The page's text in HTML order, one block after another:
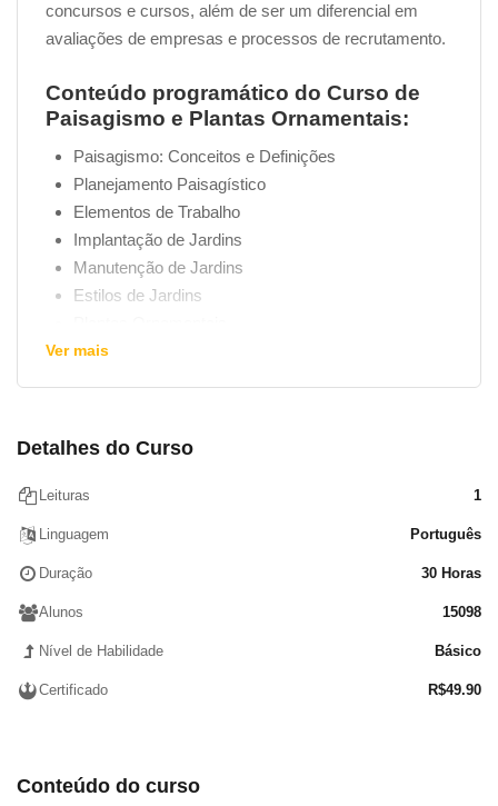
concursos e cursos, além de ser um diferencial em
avaliações de empresas e processos de recrutamento.
Conteúdo programático do Curso de
Paisagismo e Plantas Ornamentais:
Paisagismo: Conceitos e Definições
Planejamento Paisagístico
Elementos de Trabalho
Implantação de Jardins
Manutenção de Jardins
Estilos de Jardins
Plantas Ornamentais Trepadeiras
Ver mais
Detalhes do Curso
Leituras 1
Linguagem Português
Duração 30 Horas
Alunos 15098
Nível de Habilidade Básico
Certificado R$49.90
Conteúdo do curso